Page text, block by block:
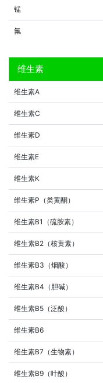
锰
氟
维生素
维生素A
维生素C
维生素D
维生素E
维生素K
维生素P（类黄酮）
维生素B1（硫胺素）
维生素B2（核黄素）
维生素B3（烟酸）
维生素B4（胆碱）
维生素B5（泛酸）
维生素B6
维生素B7（生物素）
维生素B9（叶酸）